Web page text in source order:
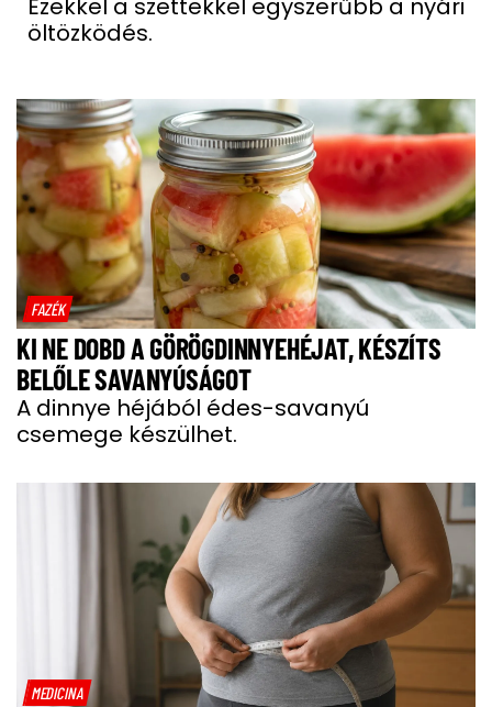
Ezekkel a szettekkel egyszerűbb a nyári
öltözködés.
FAZÉK
KI NE DOBD A GÖRÖGDINNYEHÉJAT, KÉSZÍTS
BELŐLE SAVANYÚSÁGOT
A dinnye héjából édes-savanyú
csemege készülhet.
MEDICINA